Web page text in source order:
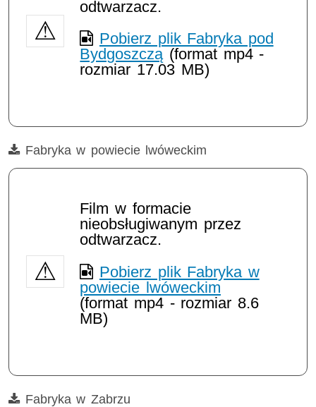
odtwarzacz.
Pobierz plik Fabryka pod
Bydgoszczą(format mp4 -
rozmiar 17.03 MB)
Film
Fabryka w powiecie lwóweckim
Film w formacie
nieobsługiwanym przez
odtwarzacz.
Pobierz plik Fabryka w
powiecie lwóweckim
(format mp4 - rozmiar 8.6
MB)
Film
Fabryka w Zabrzu